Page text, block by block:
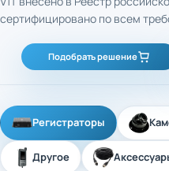
сертифицировано по всем
Подобрать решение